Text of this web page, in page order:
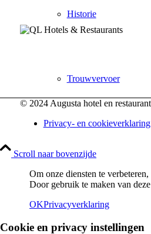
Historie
Trouwvervoer
Vacatures
© 2024 Augusta hotel en restaurant
Privacy- en cookieverklaring
Scroll naar bovenzijde
Om onze diensten te
Door gebruik te maken van
OKPrivacyverklaring
Cookie en privacy instellingen